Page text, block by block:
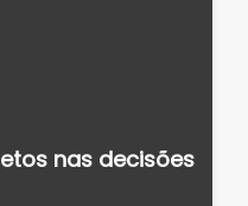
nas decisões